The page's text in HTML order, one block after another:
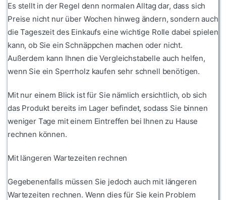
Es stellt in der Regel denn normalen Alltag dar, dass sich
Preise nicht nur über Wochen hinweg ändern, sondern auch
die Tageszeit des Einkaufs eine wichtige Rolle dabei spielen
kann, ob Sie ein Schnäppchen machen oder nicht.
Außerdem kann Ihnen die Vergleichstabelle auch helfen,
wenn Sie ein Sperrholz kaufen sehr schnell benötigen.
Mit nur einem Blick ist für Sie nämlich ersichtlich, ob sich
das Produkt bereits im Lager befindet, sodass Sie binnen
weniger Tage mit einem Eintreffen bei Ihnen zu Hause
rechnen können.
Mit längeren Wartezeiten rechnen
Gegebenenfalls müssen Sie jedoch auch mit längeren
Wartezeiten rechnen. Wenn dies für Sie kein Problem